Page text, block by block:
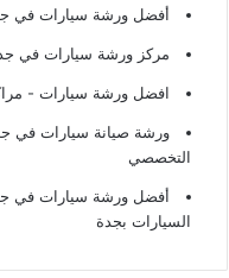
أفضل ورشة سيارات في
مركز ورشة سيارات في
افضل ورشة سيارات -
ورشة صيانة سيارات في
التخصصي
أفضل ورشة سيارات في
السيارات بجدة